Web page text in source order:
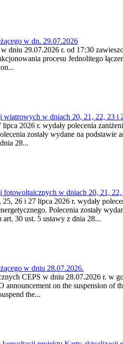
w dn. 29.07.2026
29.07.2026 r. od 17:30
procesu Jednolitego
w dniach 20, 21, 22, 23 i
2026 r. wydały polecenia
zostały wydane na
28...
w dniach 20, 21,
26 i 27 lipca 2026 r. wydały
Polecenia zostały
30 ust. 5 ustawy z dnia 28...
w dniu 28.07.2026.
CEPS w dniu 28.07.2026 r. w
on the suspension of
the...